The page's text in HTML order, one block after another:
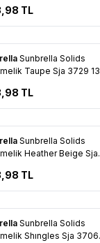
TL
Ekle
Sunbrella Solids
Döşemelik Taupe Sja 3729
TL
Ekle
Sunbrella Solids
Heather Beige Sja
TL
Ekle
Sunbrella Solids
Shıngles Sja 3706